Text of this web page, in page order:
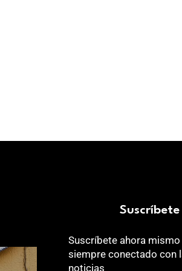
Suscríbete
Suscríbete ahora
siempre conectado con
noticias